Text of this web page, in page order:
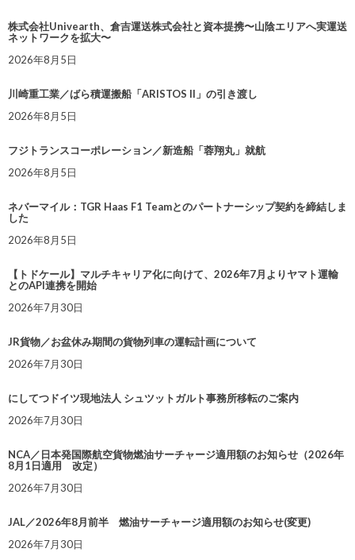
株式会社Univearth、倉吉運送株式会社と資本提携〜山陰エリアへ実運送
ネットワークを拡大〜
2026年8月5日
川崎重工業／ばら積運搬船「ARISTOS II」の引き渡し
2026年8月5日
フジトランスコーポレーション／新造船「蓉翔丸」就航
2026年8月5日
ネバーマイル：TGR Haas F1 Teamとのパートナーシップ契約を締結しま
した
2026年8月5日
【トドケール】マルチキャリア化に向けて、2026年7月よりヤマト運輸
とのAPI連携を開始
2026年7月30日
JR貨物／お盆休み期間の貨物列車の運転計画について
2026年7月30日
にしてつドイツ現地法人 シュツットガルト事務所移転のご案内
2026年7月30日
NCA／日本発国際航空貨物燃油サーチャージ適用額のお知らせ（2026年
8月1日適用 改定）
2026年7月30日
JAL／2026年8月前半 燃油サーチャージ適用額のお知らせ(変更)
2026年7月30日